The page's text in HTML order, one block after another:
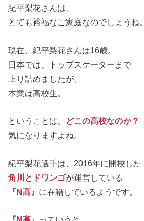
紀平梨花さんは、
とても裕福なご家庭なのでしょうね。
現在、紀平梨花さんは16歳。
日本では、トップスケーターまで
上り詰めましたが、
本業は高校生。
ということは、 どこの高校なのか？
気になりますよね。
紀平梨花選手は、2016年に開校した
角川とドワンゴが運営している
『N高』 に在籍しているようです。